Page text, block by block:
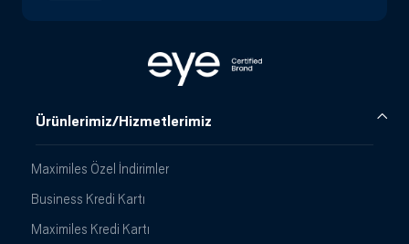
Ürünlerimiz/Hizmetlerimiz
Maximiles Özel İndirimler
Business Kredi Kartı
Maximiles Kredi Kartı